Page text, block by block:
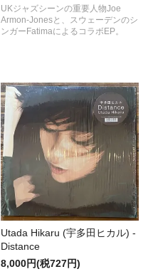
UKジャズシーンの重要人物Joe
Armon-Jonesと、スウェーデンのシ
ンガーFatimaによるコラボEP。
Utada Hikaru (宇多田ヒカル) -
Distance
8,000円(税727円)